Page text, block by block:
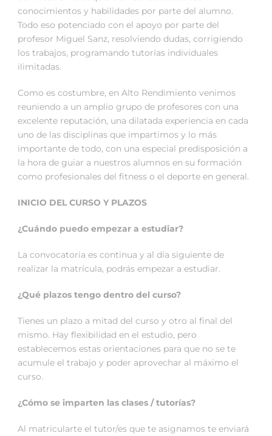
conocimientos y habilidades por parte del alumno.
Todo eso potenciado con el apoyo por parte del
profesor Miguel Sanz, resolviendo dudas, corrigiendo
los trabajos, programando tutorías individuales
ilimitadas.
Como es costumbre, en Alto Rendimiento venimos
reuniendo a un amplio grupo de profesores con una
excelente reputación, una dilatada experiencia en cada
uno de las disciplinas que impartimos y lo más
importante de todo, con una especial predisposición a
la hora de guiar a nuestros alumnos en su formación
como profesionales del fitness o el deporte en general.
INICIO DEL CURSO Y PLAZOS
¿Cuándo puedo empezar a estudiar?
La convocatoria es continua y al día siguiente de
realizar la matrícula, podrás empezar a estudiar.
¿Qué plazos tengo dentro del curso?
Tienes un plazo a mitad del curso y otro al final del
mismo. Hay flexibilidad en el estudio, pero
establecemos estas orientaciones para que no se te
acumule el trabajo y poder aprovechar al máximo el
curso.
¿Cómo se imparten las clases / tutorías?
Al matricularte el tutor/es que te asignamos te enviará